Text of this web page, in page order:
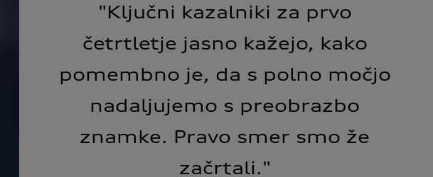
"Ključni kazalniki za prvo
četrtletje jasno kažejo, kako
pomembno je, da s polno močjo
nadaljujemo s preobrazbo
znamke. Pravo smer smo že
začrtali."